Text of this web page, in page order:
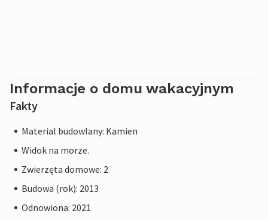
Informacje o domu wakacyjnym
Fakty
Material budowlany: Kamien
Widok na morze.
Zwierzęta domowe: 2
Budowa (rok): 2013
Odnowiona: 2021